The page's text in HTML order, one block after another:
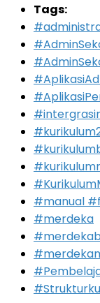
Tags:
#manual
#merdeka